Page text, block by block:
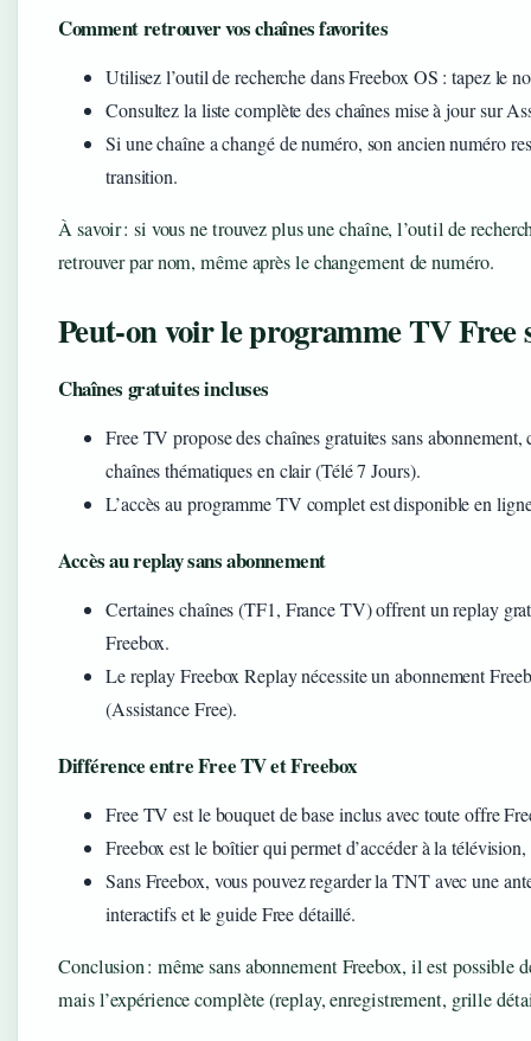
Comment retrouver vos chaînes favorites
Utilisez l’outil de recherche dans Freebox OS : tapez le
Consultez la liste complète des chaînes mise à jour sur
Si une chaîne a changé de numéro, son ancien numéro
transition.
À savoir : si vous ne trouvez plus une chaîne, l’outil de
retrouver par nom, même après le changement de numéro.
Peut-on voir le programme TV Free
Chaînes gratuites incluses
Free TV propose des chaînes gratuites sans
chaînes thématiques en clair (Télé 7 Jours).
L’accès au programme TV complet est disponible en
Accès au replay sans abonnement
Certaines chaînes (TF1, France TV) offrent un replay
Freebox.
Le replay Freebox Replay nécessite un abonnement
(Assistance Free).
Différence entre Free TV et Freebox
Free TV est le bouquet de base inclus avec toute offre
Freebox est le boîtier qui permet d’accéder à la
Sans Freebox, vous pouvez regarder la TNT avec une
interactifs et le guide Free détaillé.
Conclusion : même sans abonnement Freebox, il est possible
mais l’expérience complète (replay, enregistrement, grille